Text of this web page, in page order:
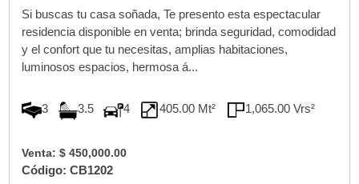
Si buscas tu casa soñada, Te presento esta espectacular
residencia disponible en venta; brinda seguridad, comodidad
y el confort que tu necesitas, amplias habitaciones,
luminosos espacios, hermosa á...
3 3.5 4 405.00 Mt² 1,065.00 Vrs²
Venta: $ 450,000.00
Código: CB1202